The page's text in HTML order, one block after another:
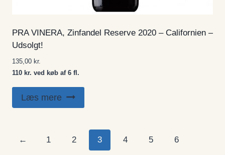
PRA VINERA, Zinfandel Reserve 2020 – Californien –
Udsolgt!
135,00 kr.
110 kr. ved køb af 6 fl.
Læs mere
← 1 2 3 4 5 6